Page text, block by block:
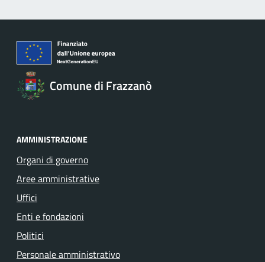
Comune di Frazzanò
AMMINISTRAZIONE
Organi di governo
Aree amministrative
Uffici
Enti e fondazioni
Politici
Personale amministrativo